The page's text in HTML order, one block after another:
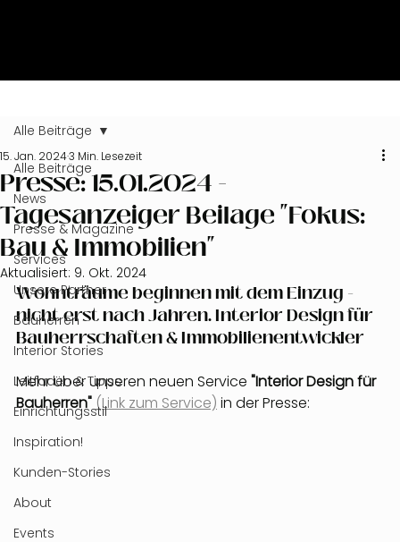
Alle Beiträge
News
Presse & Magazine
Services
Unsere Partner
Bauherren
Interior Stories
Leitfaden & Tipps
Einrichtungsstil
Inspiration!
Kunden-Stories
About
Events
Alle Beiträge
Presse: 15.01.2024 -
Tagesanzeiger Beilage "Fokus:
Bau & Immobilien"
15. Jan. 20243 Min. Lesezeit
Aktualisiert: 9. Okt. 2024
Wohnträume beginnen mit dem Einzug -
nicht erst nach Jahren. Interior Design für
Bauherrschaften & Immobilienentwickler
Mehr über unseren neuen Service "Interior Design für
Bauherren" (Link zum Service) in der Presse: